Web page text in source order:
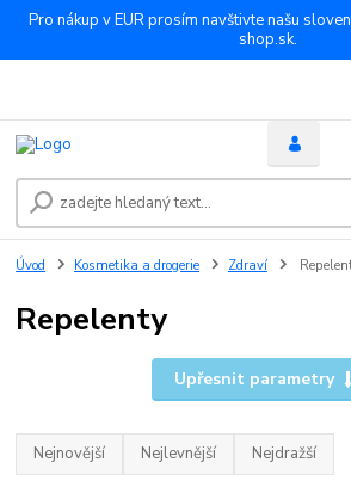
Pro nákup v EUR prosím navštivte našu
shop.sk.
Úvod Kosmetika a drogerie Zdraví
Repelenty
Upřesnit parametry
Nejnovější Nejlevnější Nejdražší